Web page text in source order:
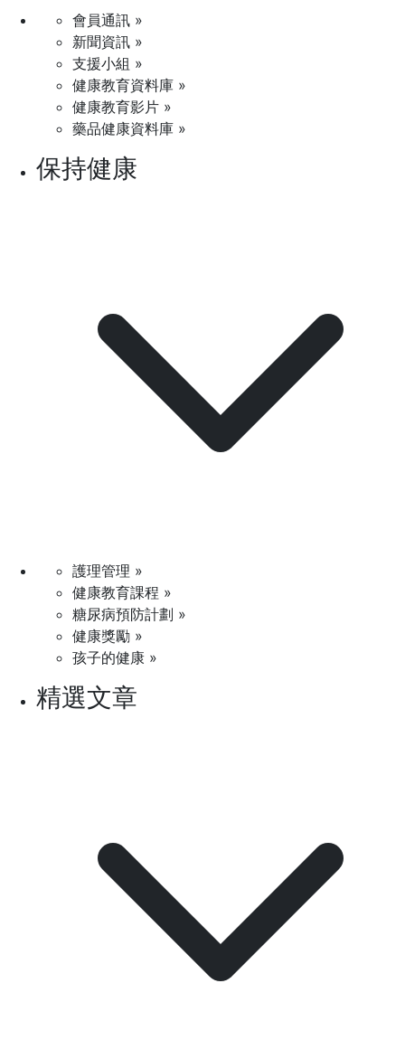
會員通訊 »
新聞資訊 »
支援小組 »
健康教育資料庫 »
健康教育影片 »
藥品健康資料庫 »
保持健康
護理管理 »
健康教育課程 »
糖尿病預防計劃 »
健康獎勵 »
孩子的健康 »
精選文章